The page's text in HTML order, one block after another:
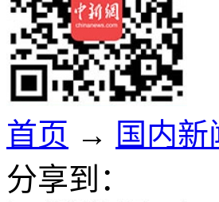
首页 → 国内新
分享到：